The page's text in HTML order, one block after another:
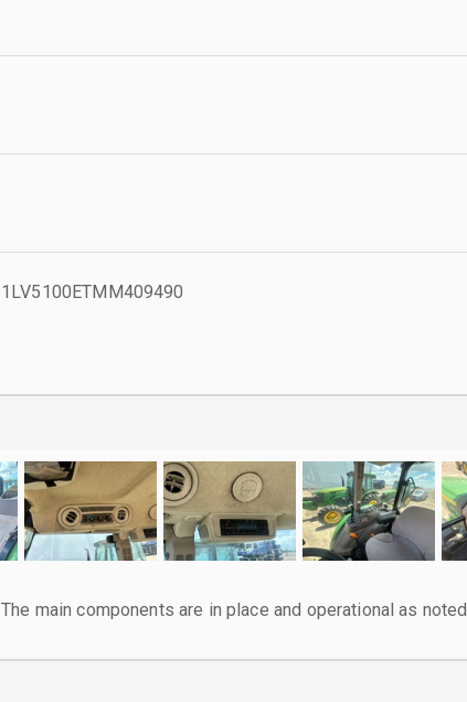
1LV5100ETMM409490
The main components are in place and operational as noted.